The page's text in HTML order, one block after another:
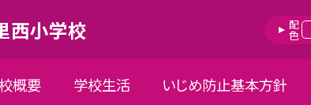
西小学校 配色
概要 学校生活 いじめ防止基本方針